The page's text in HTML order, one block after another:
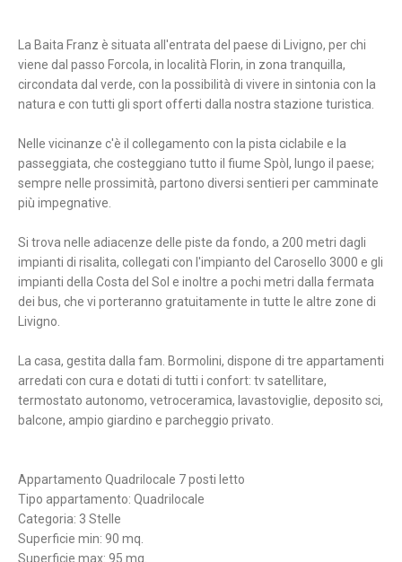
La Baita Franz è situata all'entrata del paese di Livigno, per chi
viene dal passo Forcola, in località Florin, in zona tranquilla,
circondata dal verde, con la possibilità di vivere in sintonia con la
natura e con tutti gli sport offerti dalla nostra stazione turistica.
Nelle vicinanze c'è il collegamento con la pista ciclabile e la
passeggiata, che costeggiano tutto il fiume Spòl, lungo il paese;
sempre nelle prossimità, partono diversi sentieri per camminate
più impegnative.
Si trova nelle adiacenze delle piste da fondo, a 200 metri dagli
impianti di risalita, collegati con l'impianto del Carosello 3000 e gli
impianti della Costa del Sol e inoltre a pochi metri dalla fermata
dei bus, che vi porteranno gratuitamente in tutte le altre zone di
Livigno.
La casa, gestita dalla fam. Bormolini, dispone di tre appartamenti
arredati con cura e dotati di tutti i confort: tv satellitare,
termostato autonomo, vetroceramica, lavastoviglie, deposito sci,
balcone, ampio giardino e parcheggio privato.
Appartamento Quadrilocale 7 posti letto
Tipo appartamento: Quadrilocale
Categoria: 3 Stelle
Superficie min: 90 mq.
Superficie max: 95 mq.